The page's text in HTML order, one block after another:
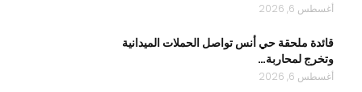
أغسطس 6, 2026
قائدة ملحقة حي أنس تواصل الحملات الميدانية
وتخرج لمحاربة…
أغسطس 6, 2026